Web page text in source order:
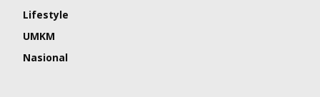
Lifestyle
UMKM
Nasional